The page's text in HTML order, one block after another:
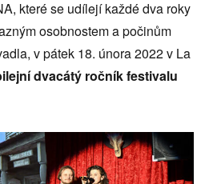
které se udílejí každé dva roky
osobnostem a počinům
v pátek 18. února 2022 v La
dvacátý ročník festivalu